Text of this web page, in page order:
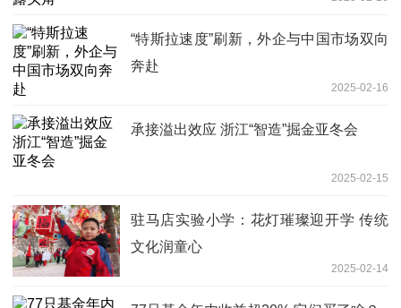
“特斯拉速度”刷新，外企与中国市场双向
奔赴
2025-02-16
承接溢出效应 浙江“智造”掘金亚冬会
2025-02-15
驻马店实验小学：花灯璀璨迎开学 传统
文化润童心
2025-02-14